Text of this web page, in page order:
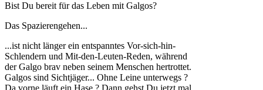
Bist Du bereit für das Leben mit Galgos?
Das Spazierengehen...
...ist nicht länger ein entspanntes Vor-sich-hin-
Schlendern und Mit-den-Leuten-Reden, während
der Galgo brav neben seinem Menschen hertrottet.
Galgos sind Sichtjäger... Ohne Leine unterwegs ?